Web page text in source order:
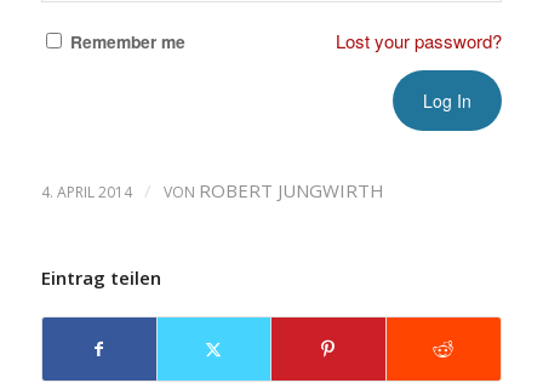
Remember me Lost your password?
4. APRIL 2014 / VON ROBERT JUNGWIRTH
Eintrag teilen